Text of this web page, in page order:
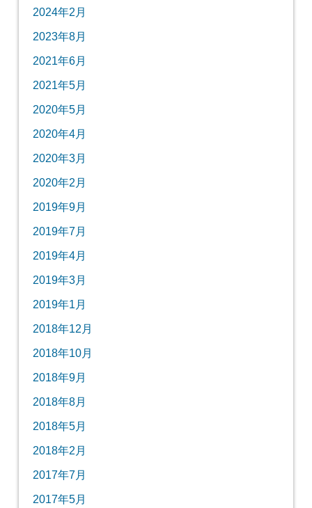
2024年2月
2023年8月
2021年6月
2021年5月
2020年5月
2020年4月
2020年3月
2020年2月
2019年9月
2019年7月
2019年4月
2019年3月
2019年1月
2018年12月
2018年10月
2018年9月
2018年8月
2018年5月
2018年2月
2017年7月
2017年5月